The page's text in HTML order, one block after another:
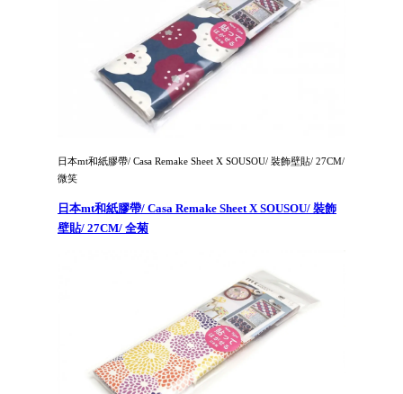
日本mt和紙膠帶/ Casa Remake Sheet X SOUSOU/ 裝飾壁貼/ 27CM/
微笑
日本mt和紙膠帶/ Casa Remake Sheet X SOUSOU/ 裝飾
壁貼/ 27CM/ 全菊